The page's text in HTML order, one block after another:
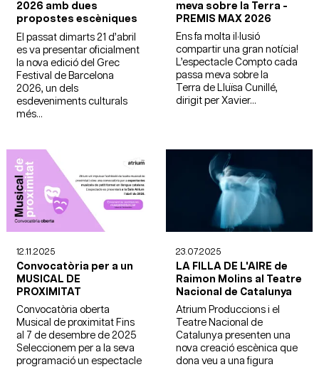
2026 amb dues
propostes escèniques
El passat dimarts 21 d’abril
es va presentar oficialment
la nova edició del Grec
Festival de Barcelona
2026, un dels
esdeveniments culturals
més...
meva sobre la Terra -
PREMIS MAX 2026
Ens fa molta il·lusió
compartir una gran notícia!
L’espectacle Compto cada
passa meva sobre la
Terra de Lluïsa Cunillé,
dirigit per Xavier...
12.11.2025
Convocatòria per a un
MUSICAL DE
PROXIMITAT
Convocatòria oberta
Musical de proximitat Fins
al 7 de desembre de 2025
Seleccionem per a la seva
programació un espectacle
23.07.2025
LA FILLA DE L'AIRE de
Raimon Molins al Teatre
Nacional de Catalunya
Atrium Produccions i el
Teatre Nacional de
Catalunya presenten una
nova creació escènica que
dona veu a una figura